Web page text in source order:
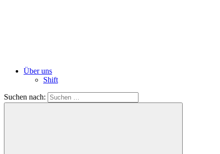
Über uns
Shift
Suchen nach: